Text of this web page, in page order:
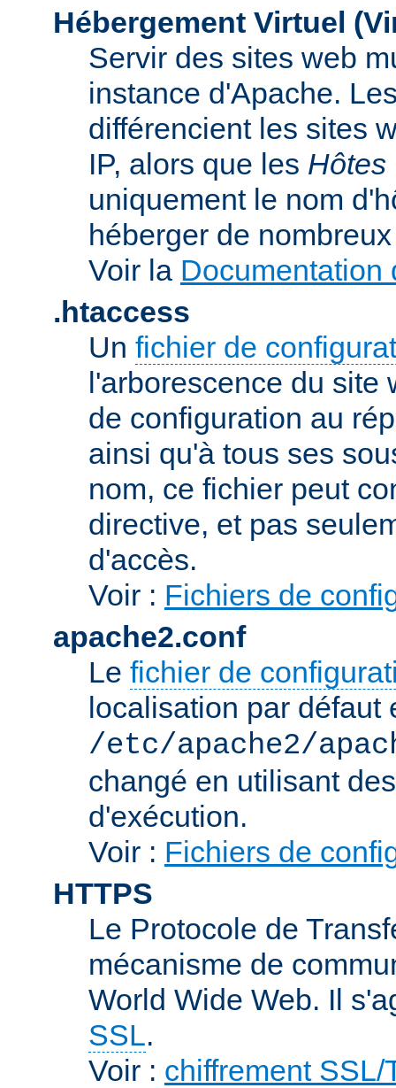
Hébergement Virtuel
Servir des sites web
instance d'Apache.
différencient les sites
IP, alors que les Hôtes
uniquement le nom
héberger de
Voir la Documentation
.htaccess
Un fichier de
l'arborescence du
de configuration au
ainsi qu'à tous ses
nom, ce fichier peut
directive, et pas
d'accès.
Voir : Fichiers de
apache2.conf
Le fichier de
localisation par défaut
/etc/apache2/
changé en utilisant
d'exécution.
Voir : Fichiers de
HTTPS
Le Protocole de
mécanisme de
World Wide Web. Il
SSL.
Voir : chiffrement SSL/